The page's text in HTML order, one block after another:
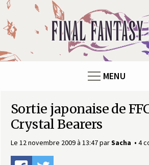
F
n
MENU
Sortie japonaise de
Crystal Bearers
Le 12 novembre 2009 à 13:47parSacha 4
Panneau de gestion des cookies